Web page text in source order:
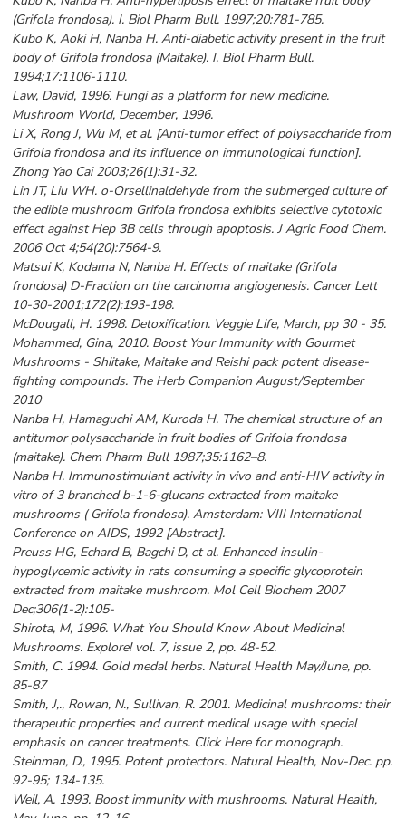
(Grifola frondosa). I. Biol Pharm Bull. 1997;20:781-785.
Kubo K, Aoki H, Nanba H. Anti-diabetic activity present in the fruit
body of Grifola frondosa (Maitake). I. Biol Pharm Bull.
1994;17:1106-1110.
Law, David, 1996. Fungi as a platform for new medicine.
Mushroom World, December, 1996.
Li X, Rong J, Wu M, et al. [Anti-tumor effect of polysaccharide from
Grifola frondosa and its influence on immunological function].
Zhong Yao Cai 2003;26(1):31-32.
Lin JT, Liu WH. o-Orsellinaldehyde from the submerged culture of
the edible mushroom Grifola frondosa exhibits selective cytotoxic
effect against Hep 3B cells through apoptosis. J Agric Food Chem.
2006 Oct 4;54(20):7564-9.
Matsui K, Kodama N, Nanba H. Effects of maitake (Grifola
frondosa) D-Fraction on the carcinoma angiogenesis. Cancer Lett
10-30-2001;172(2):193-198.
McDougall, H. 1998. Detoxification. Veggie Life, March, pp 30 - 35.
Mohammed, Gina, 2010. Boost Your Immunity with Gourmet
Mushrooms - Shiitake, Maitake and Reishi pack potent disease-
fighting compounds. The Herb Companion August/September
2010
Nanba H, Hamaguchi AM, Kuroda H. The chemical structure of an
antitumor polysaccharide in fruit bodies of Grifola frondosa
(maitake). Chem Pharm Bull 1987;35:1162–8.
Nanba H. Immunostimulant activity in vivo and anti-HIV activity in
vitro of 3 branched b-1-6-glucans extracted from maitake
mushrooms ( Grifola frondosa). Amsterdam: VIII International
Conference on AIDS, 1992 [Abstract].
Preuss HG, Echard B, Bagchi D, et al. Enhanced insulin-
hypoglycemic activity in rats consuming a specific glycoprotein
extracted from maitake mushroom. Mol Cell Biochem 2007
Dec;306(1-2):105-
Shirota, M, 1996. What You Should Know About Medicinal
Mushrooms. Explore! vol. 7, issue 2, pp. 48-52.
Smith, C. 1994. Gold medal herbs. Natural Health May/June, pp.
85-87
Smith, J,., Rowan, N., Sullivan, R. 2001. Medicinal mushrooms: their
therapeutic properties and current medical usage with special
emphasis on cancer treatments. Click Here for monograph.
Steinman, D., 1995. Potent protectors. Natural Health, Nov-Dec. pp.
92-95; 134-135.
Weil, A. 1993. Boost immunity with mushrooms. Natural Health,